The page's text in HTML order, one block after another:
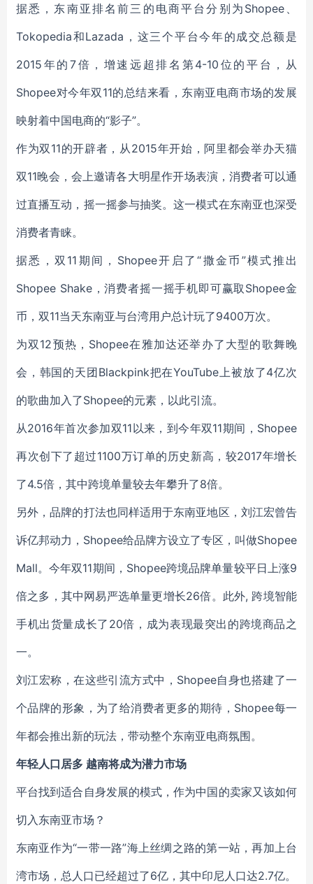
据悉，东南亚排名前三的电商平台分别为Shopee、
Tokopedia和Lazada，这三个平台今年的成交总额是
2015年的7倍，增速远超排名第4-10位的平台，从
Shopee对今年双11的总结来看，东南亚电商市场的发展
映射着中国电商的“影子”。
作为双11的开辟者，从2015年开始，阿里都会举办天猫
双11晚会，会上邀请各大明星作开场表演，消费者可以通
过直播互动，摇一摇参与抽奖。这一模式在东南亚也深受
消费者青睐。
据悉，双11期间，Shopee开启了“撒金币”模式推出
Shopee Shake，消费者摇一摇手机即可赢取Shopee金
币，双11当天东南亚与台湾用户总计玩了9400万次。
为双12预热，Shopee在雅加达还举办了大型的歌舞晚
会，韩国的天团Blackpink把在YouTube上被放了4亿次
的歌曲加入了Shopee的元素，以此引流。
从2016年首次参加双11以来，到今年双11期间，Shopee
再次创下了超过1100万订单的历史新高，较2017年增长
了4.5倍，其中跨境单量较去年攀升了8倍。
另外，品牌的打法也同样适用于东南亚地区，刘江宏曾告
诉亿邦动力，Shopee给品牌方设立了专区，叫做Shopee
Mall。今年双11期间，Shopee跨境品牌单量较平日上涨9
倍之多，其中网易严选单量更增长26倍。此外, 跨境智能
手机出货量成长了20倍，成为表现最突出的跨境商品之
一。
刘江宏称，在这些引流方式中，Shopee自身也搭建了一
个品牌的形象，为了给消费者更多的期待，Shopee每一
年都会推出新的玩法，带动整个东南亚电商氛围。
年轻人口居多 越南将成为潜力市场
平台找到适合自身发展的模式，作为中国的卖家又该如何
切入东南亚市场？
东南亚作为“一带一路”海上丝绸之路的第一站，再加上台
湾市场，总人口已经超过了6亿，其中印尼人口达2.7亿。